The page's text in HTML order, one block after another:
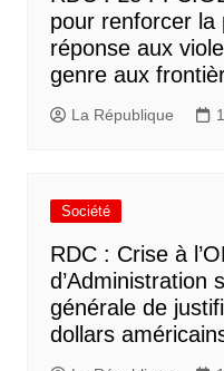
pour renforcer la
réponse aux
genre aux
La République
Société
RDC : Crise à
d’Administration
générale de
dollars